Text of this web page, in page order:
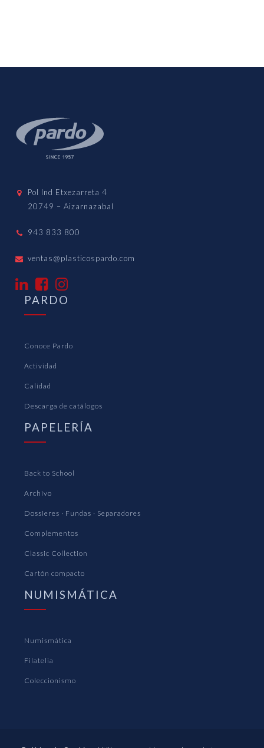
Pol Ind Etxezarreta 4
20749 – Aizarnazabal
943 833 800
ventas@plasticospardo.com
PARDO
Conoce Pardo
Actividad
Calidad
Descarga de catálogos
PAPELERÍA
Back to School
Archivo
Dossieres · Fundas · Separadores
Complementos
Classic Collection
Cartón compacto
NUMISMÁTICA
Numismática
Filatelia
Coleccionismo